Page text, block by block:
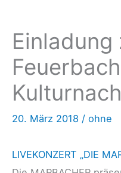
Einladung
20. März 2018 / ohne
LIVEKONZERT „DIE